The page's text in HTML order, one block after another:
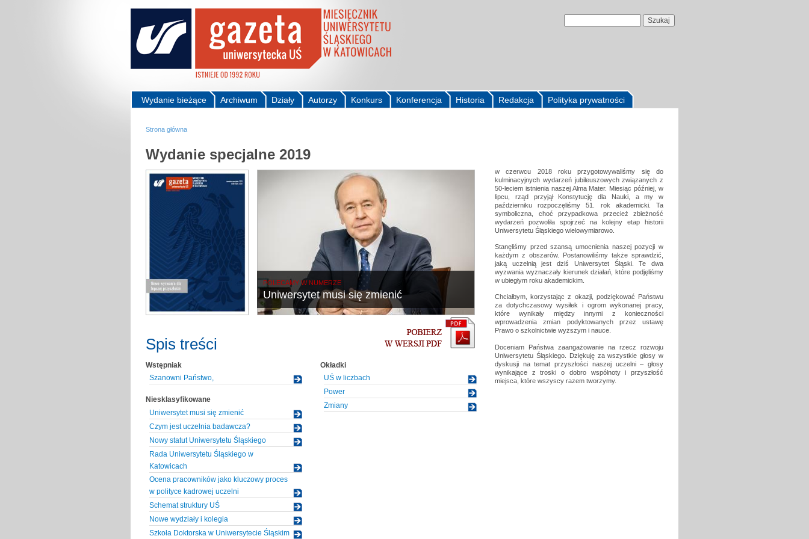
Polityka prywatności
Redakcja
Historia
Konferencja
Konkurs
Autorzy
Działy
Archiwum
Wydanie bieżące
Strona główna
Wydanie specjalne 2019
POLECAMY W NUMERZE
Uniwersytet musi się zmienić
Spis treści
Wstępniak
Szanowni Państwo,
Niesklasyfikowane
Uniwersytet musi się zmienić
Czym jest uczelnia badawcza?
Nowy statut Uniwersytetu Śląskiego
Rada Uniwersytetu Śląskiego w
Katowicach
Ocena pracowników jako kluczowy proces
w polityce kadrowej uczelni
Schemat struktury UŚ
Nowe wydziały i kolegia
Szkoła Doktorska w Uniwersytecie Śląskim
Okładki
UŚ w liczbach
Power
Zmiany
w czerwcu 2018 roku przygotowywaliśmy się do
kulminacyjnych wydarzeń jubileuszowych związanych z
50-leciem istnienia naszej Alma Mater. Miesiąc później, w
lipcu, rząd przyjął Konstytucję dla Nauki, a my w
październiku rozpoczęliśmy 51. rok akademicki. Ta
symboliczna, choć przypadkowa przecież zbieżność
wydarzeń pozwoliła spojrzeć na kolejny etap historii
Uniwersytetu Śląskiego wielowymiarowo.
Stanęliśmy przed szansą umocnienia naszej pozycji w
każdym z obszarów. Postanowiliśmy także sprawdzić,
jaką uczelnią jest dziś Uniwersytet Śląski. Te dwa
wyzwania wyznaczały kierunek działań, które podjęliśmy
w ubiegłym roku akademickim.
Chciałbym, korzystając z okazji, podziękować Państwu
za dotychczasowy wysiłek i ogrom wykonanej pracy,
które wynikały między innymi z konieczności
wprowadzenia zmian podyktowanych przez ustawę
Prawo o szkolnictwie wyższym i nauce.
Doceniam Państwa zaangażowanie na rzecz rozwoju
Uniwersytetu Śląskiego. Dziękuję za wszystkie głosy w
dyskusji na temat przyszłości naszej uczelni – głosy
wynikające z troski o dobro wspólnoty i przyszłość
miejsca, które wszyscy razem tworzymy.